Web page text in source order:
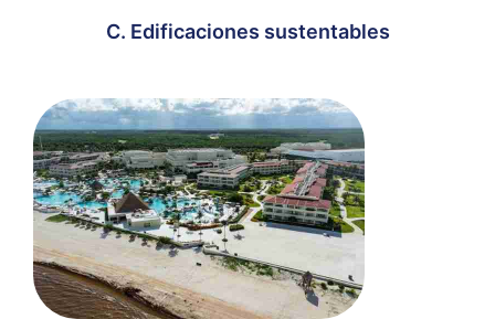
C. Edificaciones sustentables